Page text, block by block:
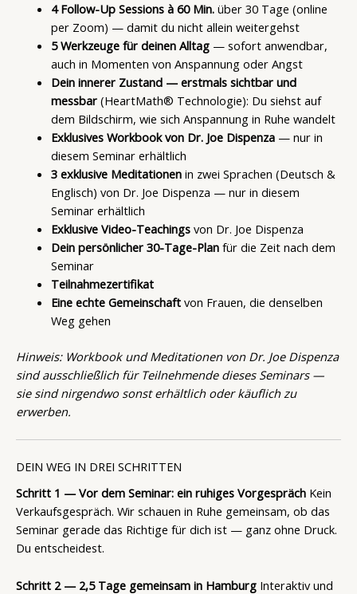
4 Follow-Up Sessions à 60 Min.über 30 Tage (online
per Zoom) — damit du nicht allein weitergehst
5 Werkzeuge für deinen Alltag— sofort anwendbar,
auch in Momenten von Anspannung oder Angst
Dein innerer Zustand — erstmals sichtbar und
messbar(HeartMath® Technologie): Du siehst auf
dem Bildschirm, wie sich Anspannung in Ruhe wandelt
Exklusives Workbook von Dr. Joe Dispenza— nur in
diesem Seminar erhältlich
3 exklusive Meditationenin zwei Sprachen (Deutsch &
Englisch) von Dr. Joe Dispenza — nur in diesem
Seminar erhältlich
Exklusive Video-Teachingsvon Dr. Joe Dispenza
Dein persönlicher 30-Tage-Planfür die Zeit nach dem
Seminar
Teilnahmezertifikat
Eine echte Gemeinschaftvon Frauen, die denselben
Weg gehen
Hinweis: Workbook und Meditationen von Dr. Joe Dispenza
sind ausschließlich für Teilnehmende dieses Seminars —
sie sind nirgendwo sonst erhältlich oder käuflich zu
erwerben.
DEIN WEG IN DREI SCHRITTEN
Schritt 1 — Vor dem Seminar: ein ruhiges Vorgespräch Kein
Verkaufsgespräch. Wir schauen in Ruhe gemeinsam, ob das
Seminar gerade das Richtige für dich ist — ganz ohne Druck.
Du entscheidest.
Schritt 2 — 2,5 Tage gemeinsam in Hamburg Interaktiv und